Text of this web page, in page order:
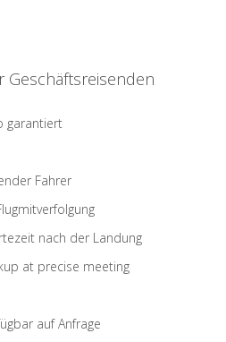
Geschäftsreisenden
garantiert
Fahrer
nach der Landung
at precise meeting
auf Anfrage